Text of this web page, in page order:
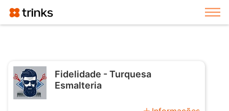
Fidelidade - Turquesa
Esmalteria